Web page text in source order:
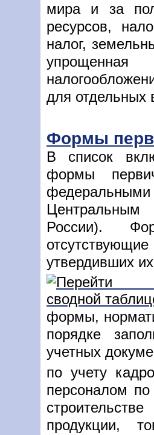
мира и за
ресурсов,
налог,
для отдельных
Формы
В список
формы
России).
утвердивших
формы,
порядке
учетных
по учету
персоналом
продукции,